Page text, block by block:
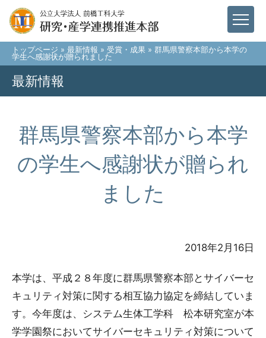
トップページ » 最新情報 » 受賞・成果 » 群馬県警察本部から本学の
学生へ感謝状が贈られました
最新情報
群馬県警察本部から本学
の学生へ感謝状が贈られ
ました
2018年2月16日
本学は、平成２８年度に群馬県警察本部とサイバーセ
キュリティ対策に関する相互協力協定を締結していま
す。今年度は、システム生体工学科 松本研究室が本
学学園祭においてサイバーセキュリティ対策について